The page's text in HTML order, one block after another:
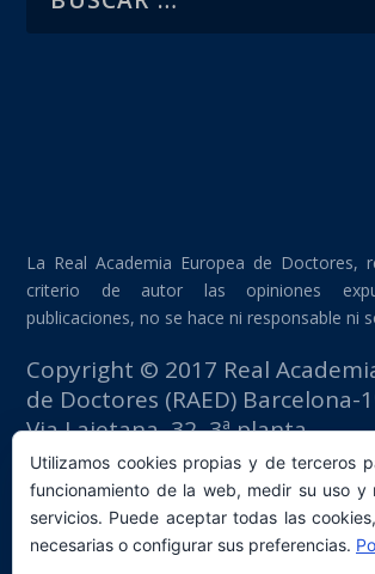
La Real Academia Europea de Doctores,
criterio de autor las opiniones
publicaciones, no se hace ni responsable ni
Copyright © 2017 Real
de Doctores (RAED) Barcelona-
Via Laietana, 32, 3ª planta
Edificio Fomento del Trabajo
08003 Barcelona (España)
tlf: +34 93 667 40 54
secretaria@raed.academy
Utilizamos cookies propias y de terceros
funcionamiento de la web, medir su uso y
servicios. Puede aceptar todas las
necesarias o configurar sus preferencias.